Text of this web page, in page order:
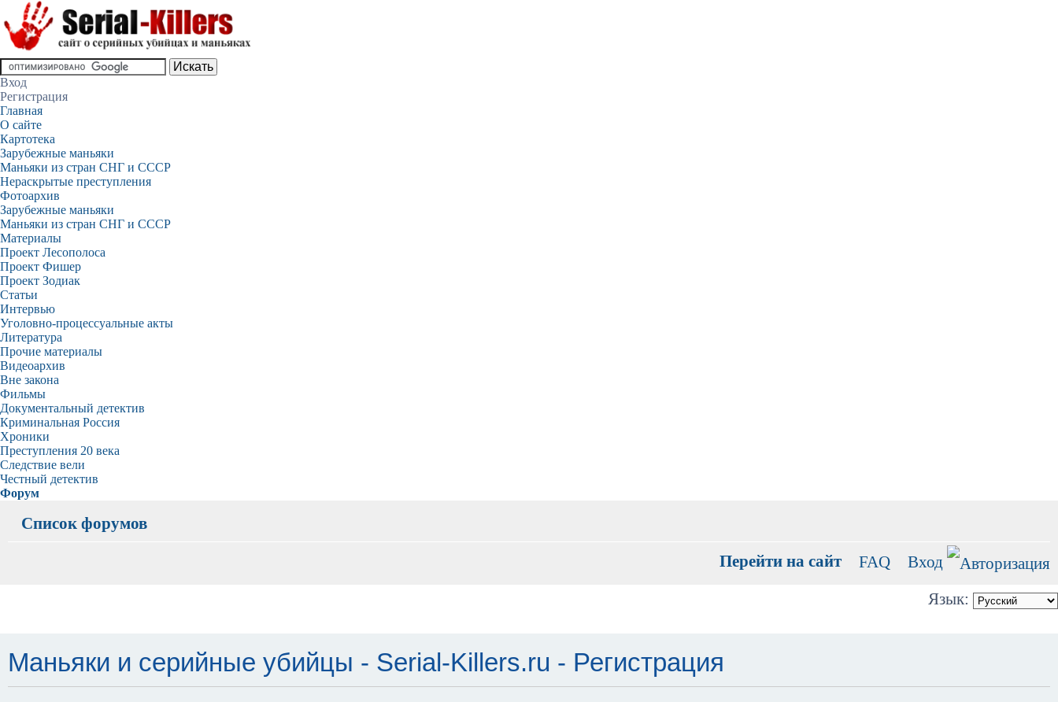
Вход
Регистрация
Главная
О сайте
Картотека
Зарубежные маньяки
Маньяки из стран СНГ и СССР
Нераскрытые преступления
Фотоархив
Зарубежные маньяки
Маньяки из стран СНГ и СССР
Материалы
Проект Лесополоса
Проект Фишер
Проект Зодиак
Статьи
Интервью
Уголовно-процессуальные акты
Литература
Прочие материалы
Видеоархив
Вне закона
Фильмы
Документальный детектив
Криминальная Россия
Хроники
Преступления 20 века
Следствие вели
Честный детектив
Форум
Список форумов
Перейти на сайт FAQ Вход
Язык:
Маньяки и серийные убийцы - Serial-Killers.ru - Регистрация